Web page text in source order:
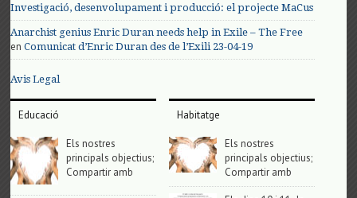
Investigació, desenvolupament i producció: el projecte MaCus
Anarchist genius Enric Duran needs help in Exile – The Free
enComunicat d’Enric Duran des de l’Exili 23-04-19
Avis Legal
Educació
Els nostres
principals objectius;
Compartir amb
Habitatge
Els nostres
principals objectius;
Compartir amb